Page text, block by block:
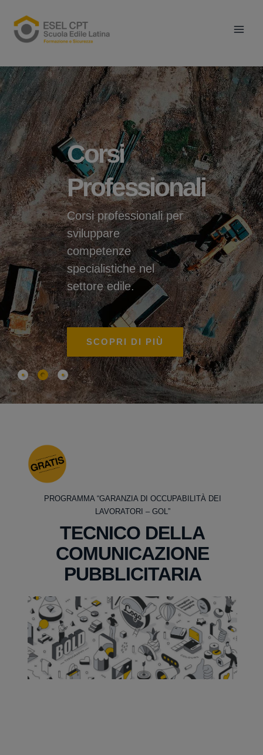
contenuto
Corsi
Professionali
Corsi professionali per
sviluppare
competenze
specialistiche nel
settore edile.
SCOPRI DI PIÙ
PROGRAMMA “GARANZIA DI OCCUPABILITÀ DEI
LAVORATORI – GOL”
TECNICO DELLA
COMUNICAZIONE
PUBBLICITARIA